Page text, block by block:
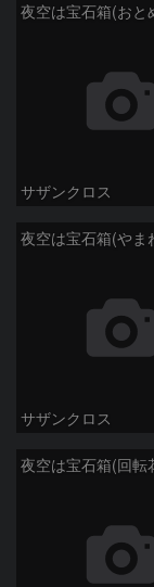
サザンクロス
サザンクロス